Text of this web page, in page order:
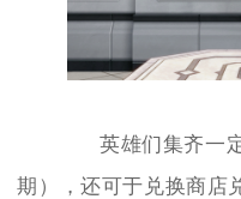
英雄们集齐一定
期），还可于兑换商店